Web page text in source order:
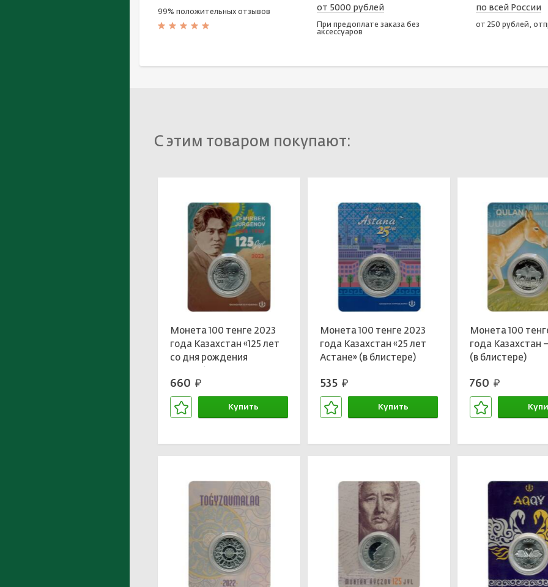
99% положительных отзывов
от 5000 рублей
При предоплате заказа без
аксессуаров
по всей России
от 250 рублей,
С этим товаром покупают:
Монета 100 тенге 2023
года Казахстан «125 лет
со дня рождения
(в блистере)
660 руб.
Купить
Монета 100 тенге 2023
года Казахстан «25 лет
Астане» (в блистере)
535 руб.
Купить
Монета 100
года Казахстан
(в блистере)
760 руб.